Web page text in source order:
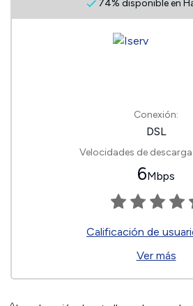
74% disponible en
Conexión:
DSL
Velocidades de
6Mbps
Calificación de
Ver más